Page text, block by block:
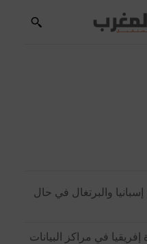
إسبانيا والبرتغال في حال
إفريقيا في مراكز البيانات